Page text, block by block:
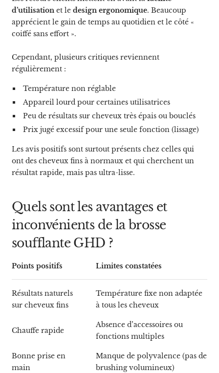
d’utilisation et le design ergonomique. Beaucoup
apprécient le gain de temps au quotidien et le côté «
coiffé sans effort ».
Cependant, plusieurs critiques reviennent
régulièrement :
Température non réglable
Appareil lourd pour certaines utilisatrices
Peu de résultats sur cheveux très épais ou bouclés
Prix jugé excessif pour une seule fonction (lissage)
Les avis positifs sont surtout présents chez celles qui
ont des cheveux fins à normaux et qui cherchent un
résultat rapide, mais pas ultra-lisse.
Quels sont les avantages et
inconvénients de la brosse
soufflante GHD ?
Points positifs Limites constatées
Résultats naturels
sur cheveux fins
Température fixe non adaptée
à tous les cheveux
Chauffe rapide
Absence d’accessoires ou
fonctions multiples
Bonne prise en
main
Manque de polyvalence (pas de
brushing volumineux)